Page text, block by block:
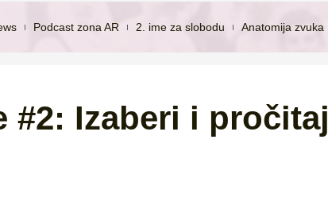
Podcast zona AR 2. ime za slobodu Anatomija zvuka
#2: Izaberi i pročitaj